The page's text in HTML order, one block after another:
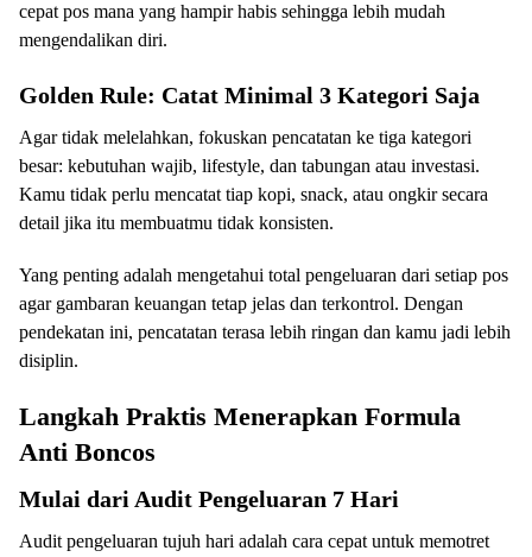
cepat pos mana yang hampir habis sehingga lebih mudah
mengendalikan diri.
Golden Rule: Catat Minimal 3 Kategori Saja
Agar tidak melelahkan, fokuskan pencatatan ke tiga kategori
besar: kebutuhan wajib, lifestyle, dan tabungan atau investasi.
Kamu tidak perlu mencatat tiap kopi, snack, atau ongkir secara
detail jika itu membuatmu tidak konsisten.
Yang penting adalah mengetahui total pengeluaran dari setiap pos
agar gambaran keuangan tetap jelas dan terkontrol. Dengan
pendekatan ini, pencatatan terasa lebih ringan dan kamu jadi lebih
disiplin.
Langkah Praktis Menerapkan Formula
Anti Boncos
Mulai dari Audit Pengeluaran 7 Hari
Audit pengeluaran tujuh hari adalah cara cepat untuk memotret